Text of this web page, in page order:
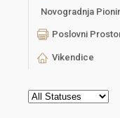
Novogradnja
Poslovni
Vikendice